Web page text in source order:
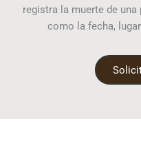
registra la muerte de
como la fecha,